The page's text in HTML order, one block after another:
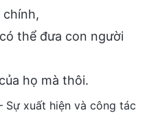
chính,
thể đưa con người
họ mà thôi.
Sự xuất hiện và công tác